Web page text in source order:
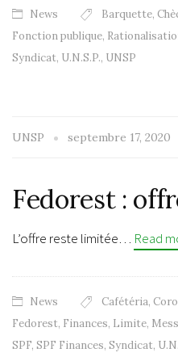
News Barquette,
Fonction publique,
Syndicat, U.N.S.P., UNSP
UNSP septembre 17, 2020
Fedorest :
L’offre reste limitée… Read
News Cafétéria,
Fedorest, Finances, Limite, Mess
SPF, SPF Finances, Syndicat,